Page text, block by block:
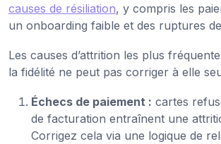
causes de résiliation, y compris les
un onboarding faible et des ruptures
Les causes d’attrition les plus
la fidélité ne peut pas corriger à elle
Échecs de paiement : cartes
de facturation entraînent une
Corrigez cela via une logique de